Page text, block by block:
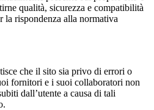
qualità, sicurezza e compatibilità
la rispondenza alla normativa
che il sito sia privo di errori o
fornitori e i suoi collaboratori non
dall’utente a causa di tali